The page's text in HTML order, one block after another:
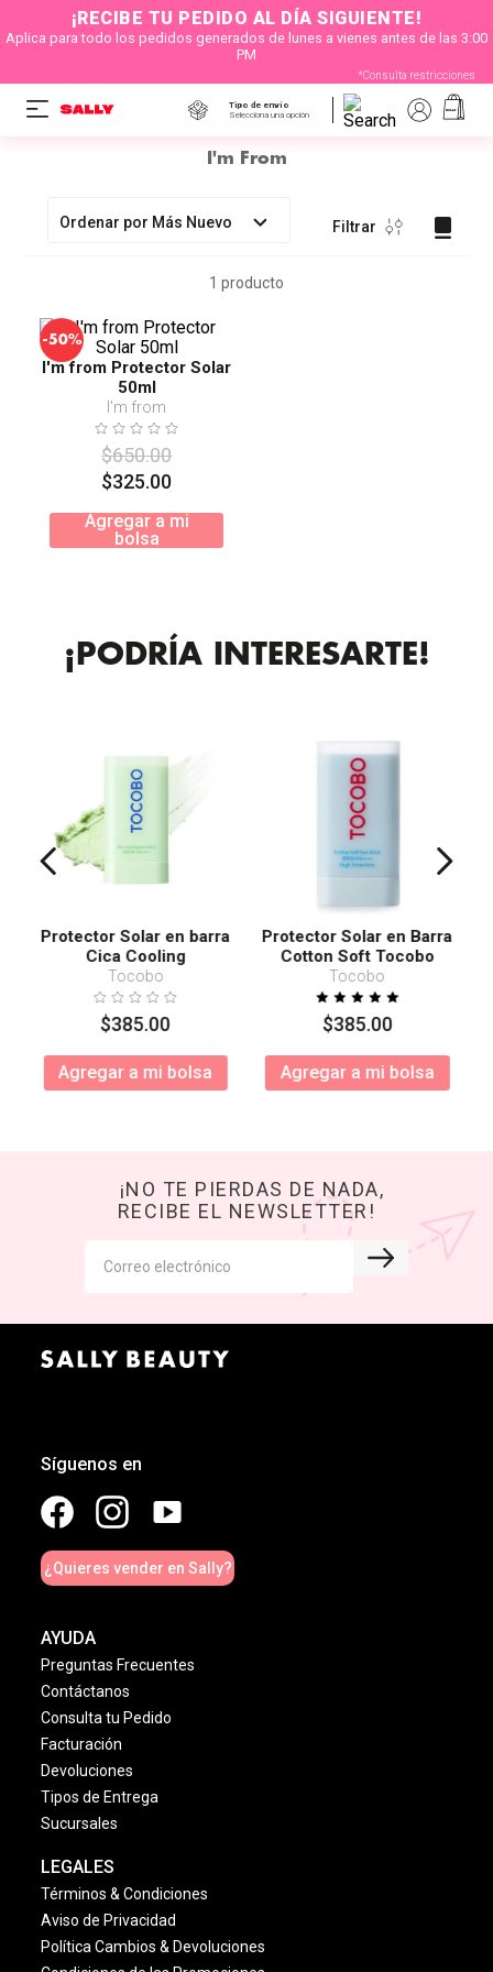
¡RECIBE TU PEDIDO AL DÍA SIGUIENTE!
Aplica para todo los pedidos generados de lunes a vienes antes de las 3:00
PM
*Consulta restricciones
Tipo de envío
Selecciona una opción
I'm From
Ordenar por Más Nuevo Filtrar
1 producto
-50%
I'm from Protector Solar
50ml
I'm from
$650.00
$325.00
Agregar a mi
bolsa
¡PODRÍA INTERESARTE!
Protector Solar en barra
Cica Cooling
Tocobo
$385.00
Agregar a mi bolsa
Protector Solar en Barra
Cotton Soft Tocobo
SPF50+ PA++++
Tocobo
$385.00
Agregar a mi bolsa
¡NO TE PIERDAS DE NADA,
RECIBE EL NEWSLETTER!
Síguenos en
¿Quieres vender en Sally?
AYUDA
Preguntas Frecuentes
Contáctanos
Consulta tu Pedido
Facturación
Devoluciones
Tipos de Entrega
Sucursales
LEGALES
Términos & Condiciones
Aviso de Privacidad
Política Cambios & Devoluciones